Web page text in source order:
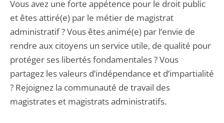
Vous avez une forte appétence pour le droit public
et êtes attiré(e) par le métier de magistrat
administratif ? Vous êtes animé(e) par l’envie de
rendre aux citoyens un service utile, de qualité pour
protéger ses libertés fondamentales ? Vous
partagez les valeurs d’indépendance et d’impartialité
? Rejoignez la communauté de travail des
magistrates et magistrats administratifs.